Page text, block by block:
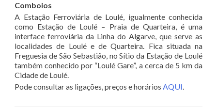
Comboios
A Estação Ferroviária de Loulé, igualmente conhecida
como Estação de Loulé – Praia de Quarteira, é uma
interface ferroviária da Linha do Algarve, que serve as
localidades de Loulé e de Quarteira. Fica situada na
Freguesia de São Sebastião, no Sítio da Estação de Loulé
também conhecido por “Loulé Gare”, a cerca de 5 km da
Cidade de Loulé.
Pode consultar as ligações, preços e horários AQUI.